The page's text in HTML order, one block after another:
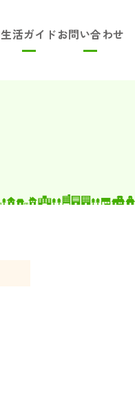
生活ガイドお問い合わせ